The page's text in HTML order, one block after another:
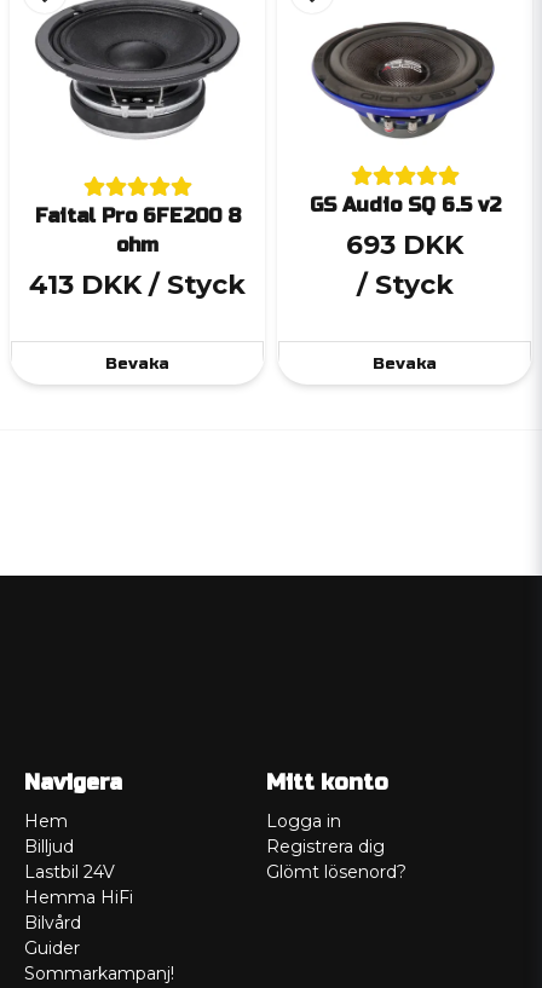
Faital Pro 6FE200 8
ohm
413 DKK / Styck
Bevaka
GS Audio SQ 6.5 v2
693 DKK
/ Styck
Bevaka
Navigera
Hem
Billjud
Lastbil 24V
Hemma HiFi
Bilvård
Guider
Sommarkampanj!
Mitt konto
Logga in
Registrera dig
Glömt lösenord?